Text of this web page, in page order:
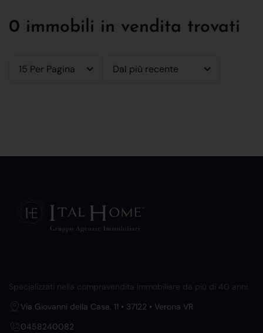
0 immobili in vendita trovati
15 Per Pagina Dal più recente
Specializzati nella compravendita immobiliare da più di 40 anni.
Via Giovanni della Casa, 11 • 37122 • Verona VR
0458240082